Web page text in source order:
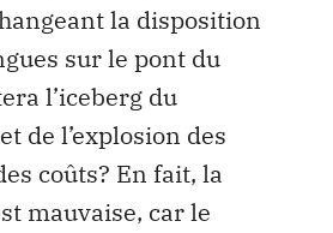
la disposition
sur le pont du
l’iceberg du
de l’explosion des
coûts? En fait, la
mauvaise, car le